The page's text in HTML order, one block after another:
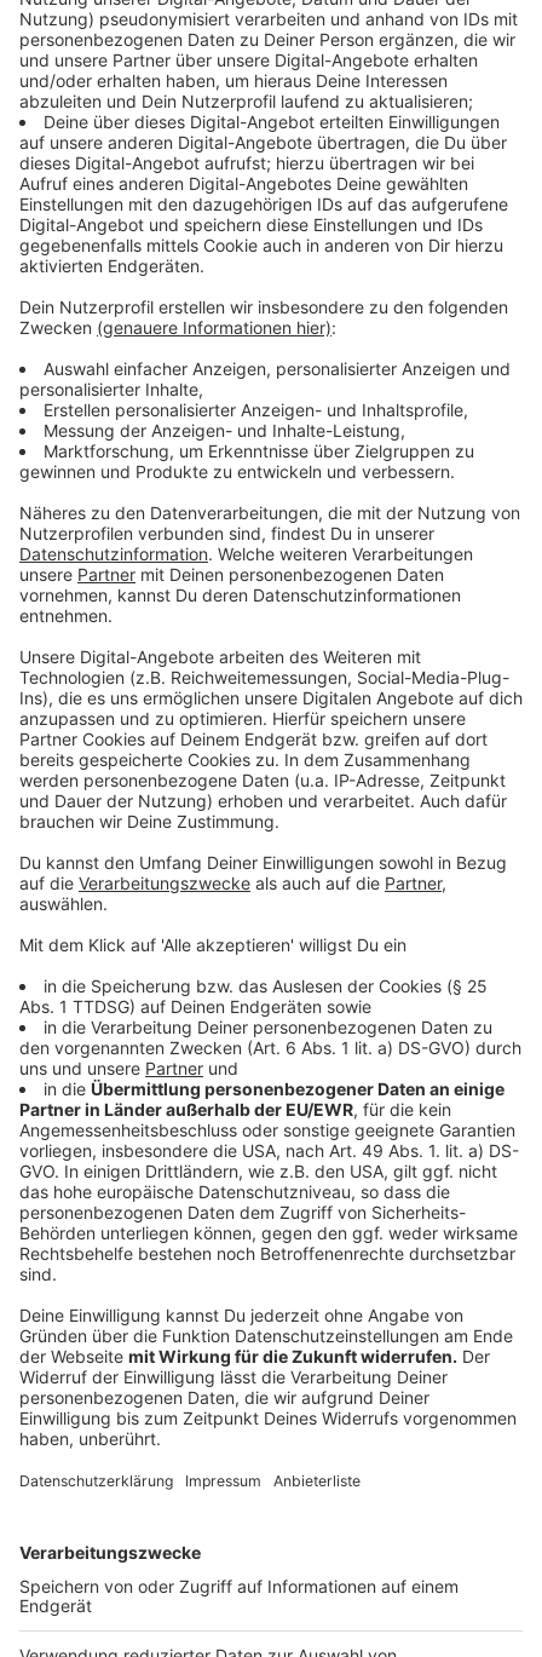
Entscheidungen über die Ausgestaltung der
kommenden Session müssten sich diesem obersten
Ziel und natürlich der dann geltenden Gesetzeslage
unterordnen. „Um allen Karnevalistinnen und
Karnevalisten in der fünften Jahreszeit Freude
machen zu können, haben wir in den letzten Wochen
ein neues Konzept entwickelt, um Fastelovvend auch
auf neuen Wegen zu den Jecken zu bringen und
gleichzeitig die bundes- und landesgesetzlichen
Bestimmungen zu achten.“
Der AKV plant parallel mit zwei Alternativen. „Sollte
sein, kann Karneval möglicherweise – wie immer –
gefeiert werden. Darauf müssen wir zumindest
vorbereitet sein. Wenn dies nicht der Fall ist und
Großveranstaltungen weiterhin verboten sind, greift
Prinzenproklamation, die als Aufzeichnung ohne
Saalpublikum, aber mit karnevalistischem Programm
und Prinzenspiel in die Wohnzimmer gebracht werden
kann“, so Pfeil. Hierfür arbeiten AKV und Prinzengarde
Prinzenproklamation des AKV und die eigentlich für
einen Tag später geplante Gardesitzung wird dann
zusammengelegt. Eine Übertragung im Internet ist
problemlos möglich, schließlich hat der AKV hier als
karnevalistischer Vorreiter viele Jahre Erfahrung –
zuletzt verfolgten in diesem Januar wieder tausende
mit sechs Kameras und Übertragung aus dem Ü-
Wagen auf TV-Niveau ins Netz gestreamt wurde.
Digital, mobil und hochgradig flexibel will der AKV auch
die nächste Session gestalten. Ist kein Saalkarneval
möglich, werde es viele Angebote für die Jecken im
Netz geben. Live-Besuche im offenen Regenbogen-
Bus vor den Türen von Schulen, Altenheimen und
Wohnquartieren sowie schnell auf die jeweilige
Corona-Lage angepasste Konzepte sind in Planung. Es
wird außerdem ein Online-Tagebuch des Prinzen nebst
Hofstaat geben.
„Die kommende Session wird uns alle vor große
Herausforderungen stellen. Ich bin froh, hier den AKV
Prinzengarde, die ja in ihre 111-jährige
Jubiläumssession geht“, so Guido Bettenhausen bei
seiner Vorstellung als designierte Tollität.
Anzeige